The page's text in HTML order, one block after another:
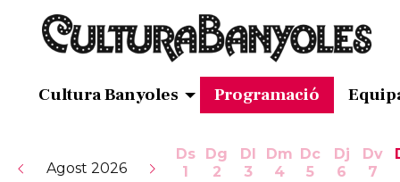
Cultura Banyoles Programació
Agost 2026
Ds
1
Dg
2
Dl
3
Dm
4
Dc
5
Dj
6
Dv
7